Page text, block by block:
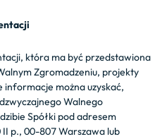
która ma być przedstawiona
Zgromadzeniu, projekty
informacje można uzyskać,
Walnego
Spółki pod adresem
p., 00-807 Warszawa lub